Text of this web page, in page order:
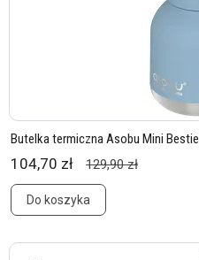
Butelka termiczna Asobu Mini
104,70 zł 129,90 zł
Do koszyka